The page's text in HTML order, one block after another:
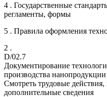
4 . Государственные
регламенты, формы
5 . Правила оформления
2 .
D/02.7
Документирование
производства нанопродукции
Смотреть трудовые
дополнительные сведения